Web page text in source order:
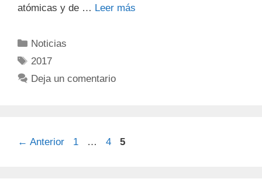
atómicas y de … Leer más
Noticias
2017
Deja un comentario
← Anterior 1 … 4 5